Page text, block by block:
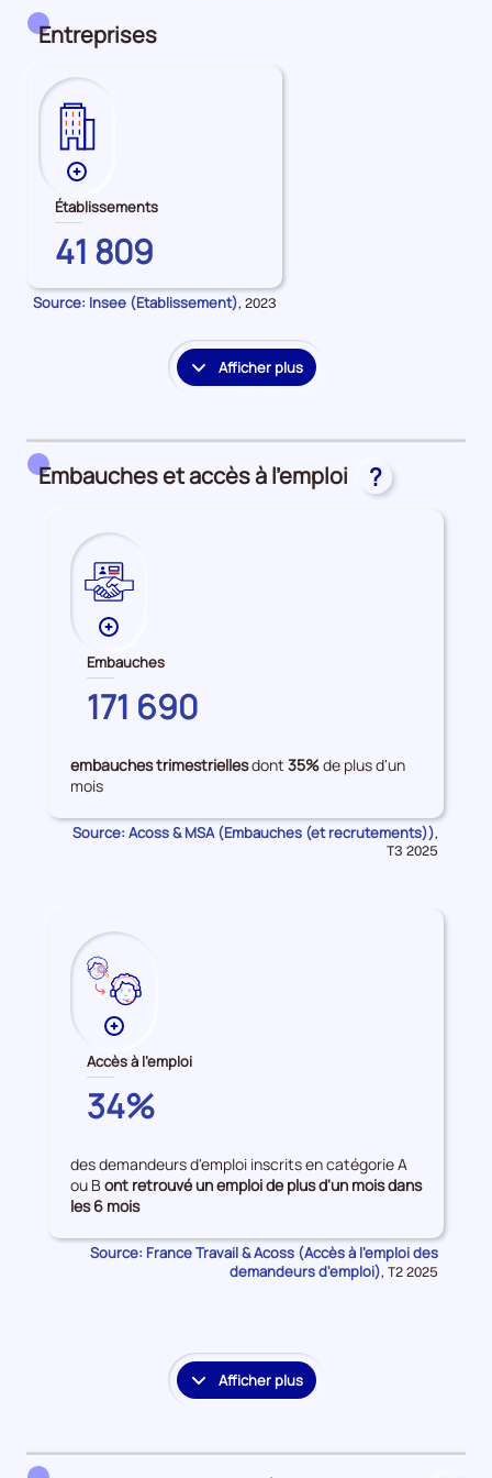
Entreprises
Plus
de
données
sur
les
Établissements
Établissements
YVELINES
41 809
Source: Insee (Etablissement), Données
la
2023
Afficher plus
le
et
Embauches et accès à l’emploi ?
Plus
de
données
sur
les
Embauches
YVELINES
171 690
embauches trimestriellesdont 35%de plus d'un
mois
Source: Acoss & MSA (Embauches (et recrutements)),
T3 2025
Plus
de
données
sur
les
à
l'emploi
Accès à l'emploi
YVELINES
34%
des demandeurs d'emploi inscrits en catégorie A
ou Bont retrouvé un emploi de plus d'un mois dans
les 6 mois
Source: France Travail & Acoss (Accès à l'emploi des
demandeurs d'emploi), Données
T2 2025
Afficher plus
le